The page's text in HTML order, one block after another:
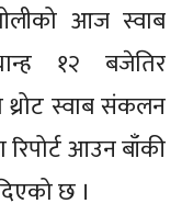
ओलीको आज स्वाब
१२ बजेतिर
स्वाब संकलन
आउन बाँकी
छ ।